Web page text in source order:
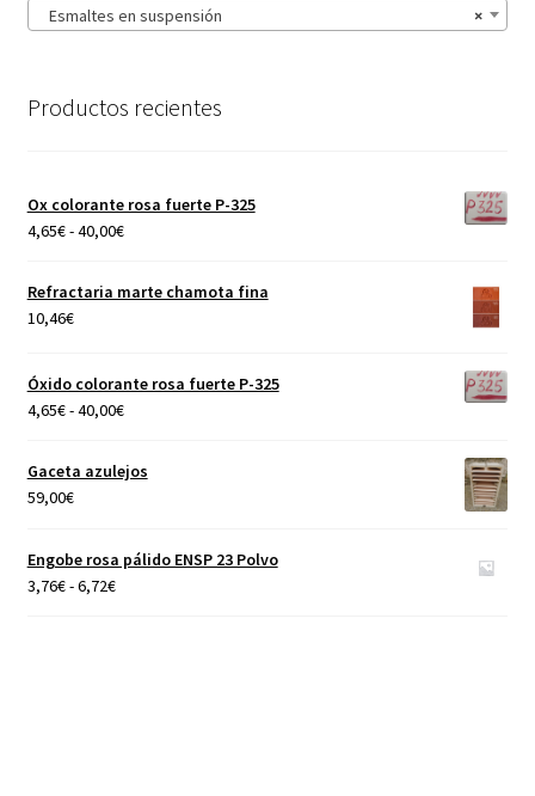
×
Esmaltes en suspensión
Productos recientes
Ox colorante rosa fuerte P-325
4,65€-40,00€Rango
precios:
40,00€
Refractaria marte chamota fina
10,46€
Óxido colorante rosa fuerte P-325
4,65€-40,00€Rango
precios:
desde
40,00€
Gaceta azulejos
59,00€
Engobe rosa pálido ENSP 23 Polvo
3,76€-6,72€Rango